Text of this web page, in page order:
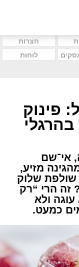
חצרות
לוחות
פינוק
אי־שם
מזיע,
שולפת שלוק
זה הרי “רק
ולא
כמעט.